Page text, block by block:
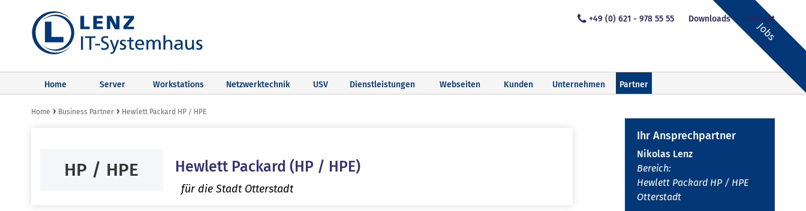
Jobs
+49 (0) 621 - 978 55 55 Downloads Kontakt
Home Server Workstations Netzwerktechnik USV Dienstleistungen Webseiten Kunden Unternehmen Partner
Home › Business Partner › Hewlett Packard HP / HPE
HP / HPE Hewlett Packard (HP / HPE)
für die Stadt Otterstadt
Ihr Ansprechpartner
Nikolas Lenz
Bereich:
Hewlett Packard HP / HPE
Otterstadt